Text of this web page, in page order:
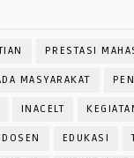
PRESTASI
MASYARAKAT
INACELT
EDUKASI